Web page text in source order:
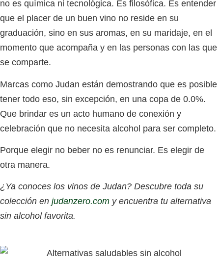
no es química ni tecnológica. Es filosófica. Es entender
que el placer de un buen vino no reside en su
graduación, sino en sus aromas, en su maridaje, en el
momento que acompaña y en las personas con las que
se comparte.
Marcas como Judan están demostrando que es posible
tener todo eso, sin excepción, en una copa de 0.0%.
Que brindar es un acto humano de conexión y
celebración que no necesita alcohol para ser completo.
Porque elegir no beber no es renunciar. Es elegir de
otra manera.
¿Ya conoces los vinos de Judan? Descubre toda su
colección en judanzero.com y encuentra tu alternativa
sin alcohol favorita.